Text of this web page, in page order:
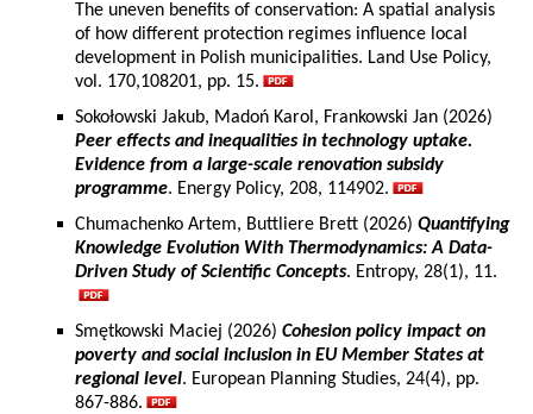
The uneven benefits of conservation: A spatial analysis
of how different protection regimes influence local
development in Polish municipalities. Land Use Policy,
vol. 170,108201, pp. 15.
Sokołowski Jakub, Madoń Karol, Frankowski Jan (2026)
Peer effects and inequalities in technology uptake.
Evidence from a large-scale renovation subsidy
programme. Energy Policy, 208, 114902.
Chumachenko Artem, Buttliere Brett (2026) Quantifying
Knowledge Evolution With Thermodynamics: A Data-
Driven Study of Scientific Concepts. Entropy, 28(1), 11.
Smętkowski Maciej (2026) Cohesion policy impact on
poverty and social inclusion in EU Member States at
regional level. European Planning Studies, 24(4), pp.
867-886.